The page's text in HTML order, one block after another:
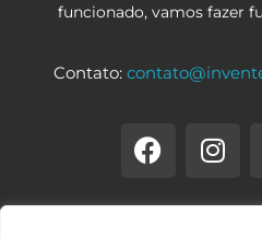
funcionado, vamos fazer
Contato: